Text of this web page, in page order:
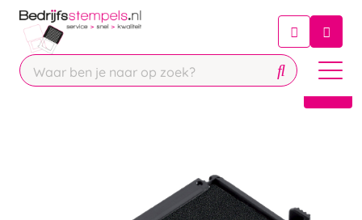
Chatbot
Chat 24/7 met onze chatbot voor
Contact